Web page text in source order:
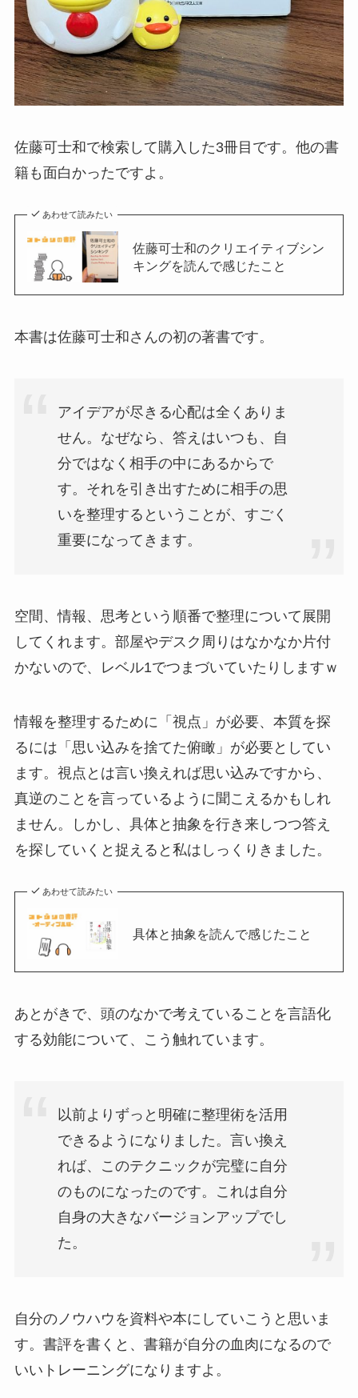
佐藤可士和で検索して購入した3冊目です。他の書
籍も面白かったですよ。
あわせて読みたい
佐藤可士和のクリエイティブシン
キングを読んで感じたこと
本書は佐藤可士和さんの初の著書です。
アイデアが尽きる心配は全くありま
せん。なぜなら、答えはいつも、自
分ではなく相手の中にあるからで
す。それを引き出すために相手の思
いを整理するということが、すごく
重要になってきます。
空間、情報、思考という順番で整理について展開
してくれます。部屋やデスク周りはなかなか片付
かないので、レベル1でつまづいていたりしますｗ
情報を整理するために「視点」が必要、本質を探
るには「思い込みを捨てた俯瞰」が必要としてい
ます。視点とは言い換えれば思い込みですから、
真逆のことを言っているように聞こえるかもしれ
ません。しかし、具体と抽象を行き来しつつ答え
を探していくと捉えると私はしっくりきました。
あわせて読みたい
具体と抽象を読んで感じたこと
あとがきで、頭のなかで考えていることを言語化
する効能について、こう触れています。
以前よりずっと明確に整理術を活用
できるようになりました。言い換え
れば、このテクニックが完璧に自分
のものになったのです。これは自分
自身の大きなバージョンアップでし
た。
自分のノウハウを資料や本にしていこうと思いま
す。書評を書くと、書籍が自分の血肉になるので
いいトレーニングになりますよ。